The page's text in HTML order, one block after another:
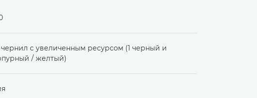
с увеличенным ресурсом (1 черный и
/ желтый)